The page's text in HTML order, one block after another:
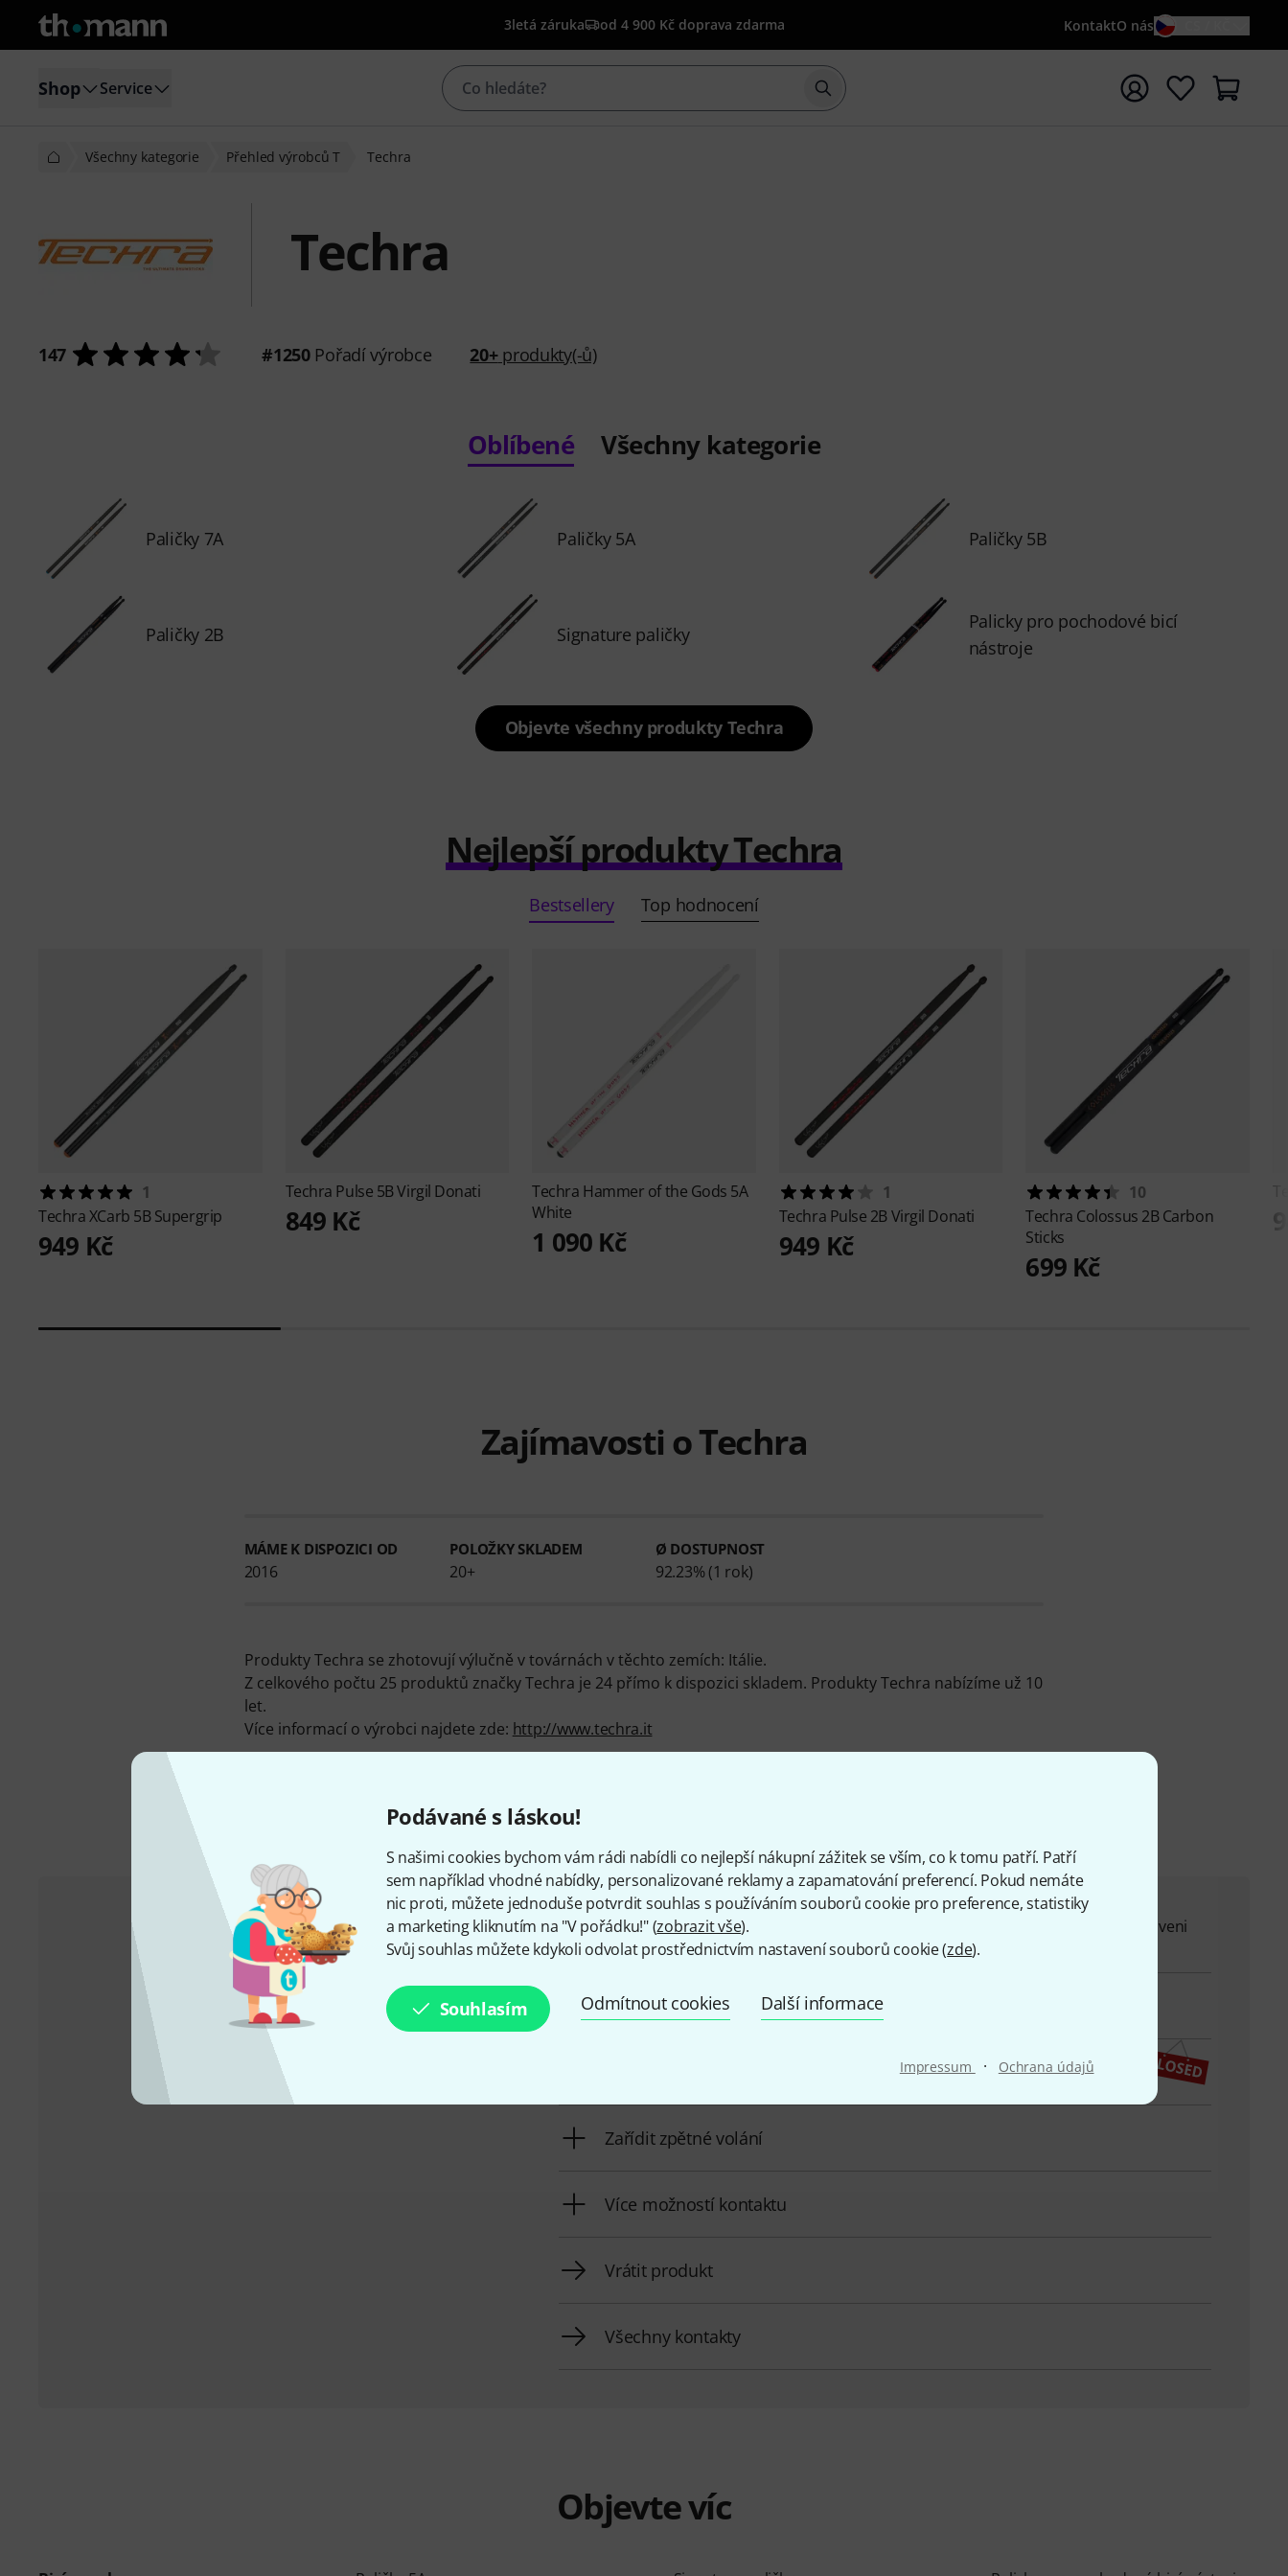
Podávané s láskou!
S našimi cookies bychom vám rádi nabídli co nejlepší nákupní zážitek se vším, co k tomu patří. Patří
sem například vhodné nabídky, personalizované reklamy a zapamatování preferencí. Pokud nemáte
nic proti, můžete jednoduše potvrdit souhlas s používáním souborů cookie pro preference, statistiky
a marketing kliknutím na "V pořádku!" (zobrazit vše).
Svůj souhlas můžete kdykoli odvolat prostřednictvím nastavení souborů cookie (zde).
Souhlasím Odmítnout cookies Další informace
Impressum · Ochrana údajů
3letá záruka od 4 900 Kč doprava zdarma KontaktO nás
Shop Service Začít vyhledávání s vyhledávaným výrazem {searchTerm}
Všechny kategorie Přehled výrobců T Techra
Techra
147 #1250Pořadí výrobce 20+produkty(-ů)
Oblíbené Všechny kategorie
Paličky 7A Paličky 5A Paličky 5B
Paličky 2B Signature paličky
Palicky pro pochodové bicí
nástroje
Objevte všechny produkty Techra
Nejlepší produkty Techra
Bestsellery Top hodnocení
1
TechraXCarb 5B Supergrip
949 Kč
Techra Pulse 5B Virgil Donati
849 Kč
Techra Hammer of the Gods 5A
White
1 090 Kč
1
Techra Pulse 2B Virgil Donati
949 Kč
10
Techra Colossus 2B Carbon
Sticks
699 Kč
Zajímavosti o Techra
MÁME K DISPOZICI OD
2016
POLOŽKY SKLADEM
20+
Ø DOSTUPNOST
92.23% (1 rok)
Produkty Techra se zhotovují výlučně v továrnách v těchto zemích: Itálie.
Z celkového počtu 25 produktů značky Techra je 24 přímo k dispozici skladem. Produkty Techra nabízíme už 10
let.
Více informací o výrobci najdete zde: http://www.techra.it
Kontaktujte nás
Zákaznický servis - Česko
+49-9546-9223-649
Máte-li jakýkoli dotaz nebo problém, kolegové ze zákaznického centra jsou vždy připraveni
pomoci
Mějte připraveno zákaznické číslo
Provozní doba (CEST - Středoevropský letní čas)
Zařídit zpětné volání
Více možností kontaktu
Vrátit produkt
Všechny kontakty
Objevte víc